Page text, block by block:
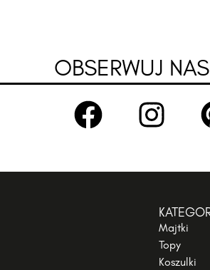
OBSERWUJ
Majtki
Topy
Koszulki